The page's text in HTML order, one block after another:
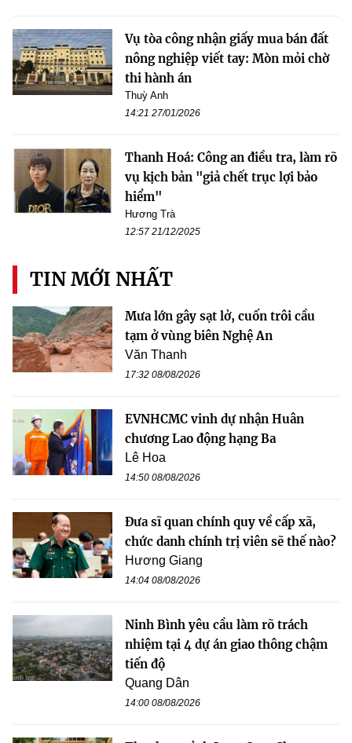
Vụ tòa công nhận giấy mua bán đất
nông nghiệp viết tay: Mòn mỏi chờ
thi hành án
Thuỳ Anh
14:21 27/01/2026
Thanh Hoá: Công an điều tra, làm rõ
vụ kịch bản "giả chết trục lợi bảo
hiểm"
Hương Trà
12:57 21/12/2025
TIN MỚI NHẤT
Mưa lớn gây sạt lở, cuốn trôi cầu
tạm ở vùng biên Nghệ An
Văn Thanh
17:32 08/08/2026
EVNHCMC vinh dự nhận Huân
chương Lao động hạng Ba
Lê Hoa
14:50 08/08/2026
Đưa sĩ quan chính quy về cấp xã,
chức danh chính trị viên sẽ thế nào?
Hương Giang
14:04 08/08/2026
Ninh Bình yêu cầu làm rõ trách
nhiệm tại 4 dự án giao thông chậm
tiến độ
Quang Dân
14:00 08/08/2026